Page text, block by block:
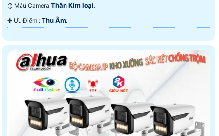
↕️ Mẫu Camera Thân Kim loại.
️✤ Ưu Điểm : Thu Âm.